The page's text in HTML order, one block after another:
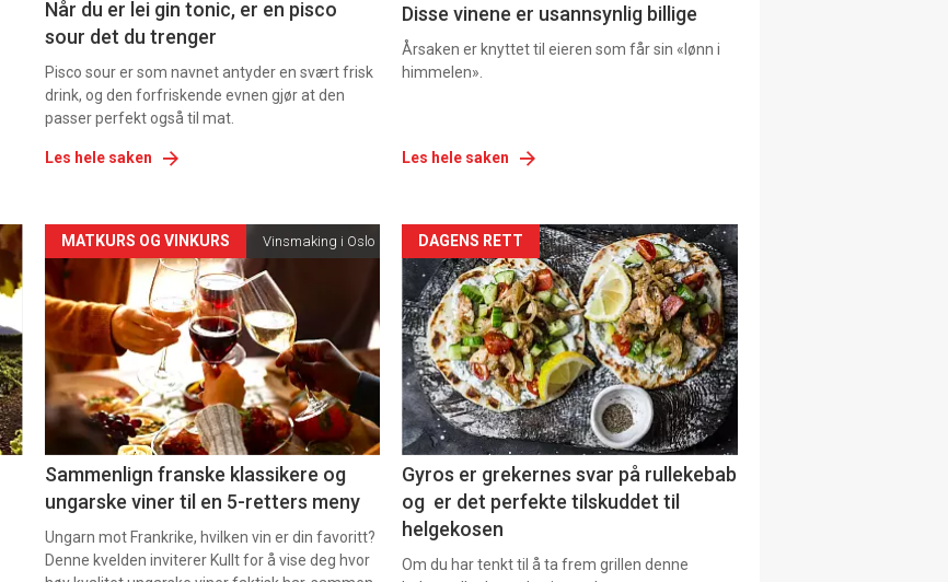
Når du er lei gin tonic, er en pisco
sour det du trenger
Pisco sour er som navnet antyder en svært frisk
drink, og den forfriskende evnen gjør at den
passer perfekt også til mat.
Les hele saken
Disse vinene er usannsynlig billige
Årsaken er knyttet til eieren som får sin «lønn i
himmelen».
Les hele saken
Forsiden
akkurat
nå
-
5
MATKURS OG VINKURS Vinsmaking i Oslo
Sammenlign franske klassikere og
ungarske viner til en 5-retters meny
Ungarn mot Frankrike, hvilken vin er din favoritt?
Denne kvelden inviterer Kullt for å vise deg hvor
Forsiden
akkurat
nå
-
6
DAGENS RETT
Gyros er grekernes svar på rullekebab
og er det perfekte tilskuddet til
helgekosen
Om du har tenkt til å ta frem grillen denne